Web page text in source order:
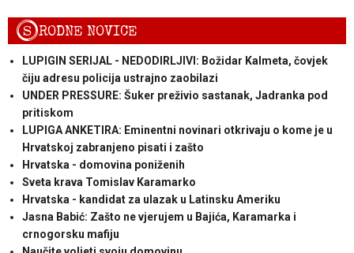
SRODNE NOVICE
LUPIGIN SERIJAL - NEDODIRLJIVI: Božidar Kalmeta, čovjek
čiju adresu policija ustrajno zaobilazi
UNDER PRESSURE: Šuker preživio sastanak, Jadranka pod
pritiskom
LUPIGA ANKETIRA: Eminentni novinari otkrivaju o kome je u
Hrvatskoj zabranjeno pisati i zašto
Hrvatska - domovina poniženih
Sveta krava Tomislav Karamarko
Hrvatska - kandidat za ulazak u Latinsku Ameriku
Jasna Babić: Zašto ne vjerujem u Bajića, Karamarka i
crnogorsku mafiju